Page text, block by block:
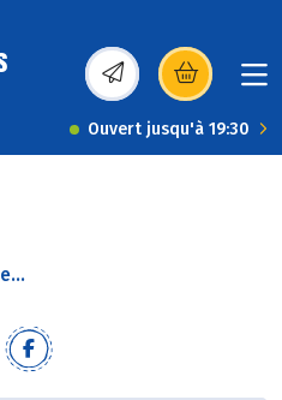
(s’ouvre dans une
Ouvert jusqu'à 19:30